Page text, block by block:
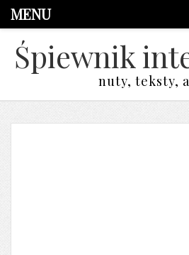
MENU
Śpiewnik
nuty, teksty,